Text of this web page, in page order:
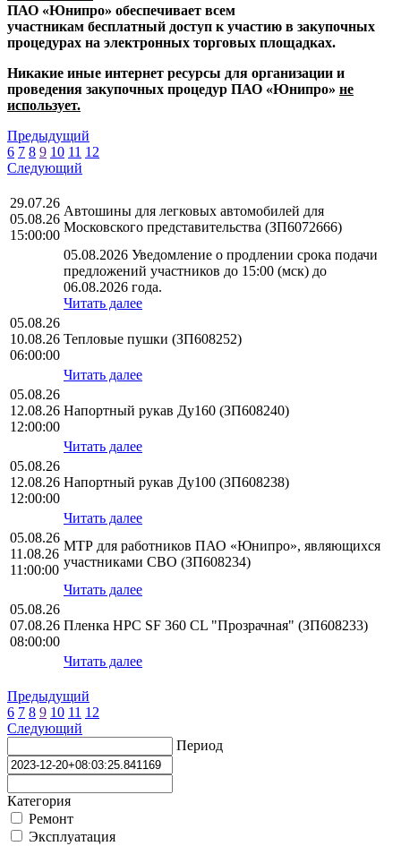
ПАО «Юнипро» обеспечивает всем
участникам бесплатный доступ к участию в закупочных
процедурах на электронных торговых площадках.
Никакие иные интернет ресурсы для организации и
проведения закупочных процедур ПАО «Юнипро» не
использует.
Предыдущий
6 7 8 9 10 11 12
Следующий
29.07.26
05.08.26
15:00:00
Автошины для легковых автомобилей для
Московского представительства (ЗП6072666)
05.08.2026 Уведомление о продлении срока подачи
предложений участников до 15:00 (мск) до
06.08.2026 года.
Читать далее
05.08.26
10.08.26
06:00:00
Тепловые пушки (ЗП608252)
Читать далее
05.08.26
12.08.26
12:00:00
Напортный рукав Ду160 (ЗП608240)
Читать далее
05.08.26
12.08.26
12:00:00
Напортный рукав Ду100 (ЗП608238)
Читать далее
05.08.26
11.08.26
11:00:00
МТР для работников ПАО «Юнипро», являющихся
участниками СВО (ЗП608234)
Читать далее
05.08.26
07.08.26
08:00:00
Пленка HPС SF 360 CL "Прозрачная" (ЗП608233)
Читать далее
Предыдущий
6 7 8 9 10 11 12
Следующий
Период
Категория
Ремонт
Эксплуатация